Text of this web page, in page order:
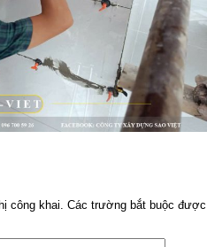
công khai. Các trường bắt buộc được